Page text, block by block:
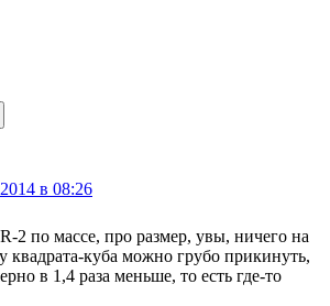
в 08:26
2 по массе, про размер, увы, ничего на
квадрата-куба можно грубо прикинуть,
в 1,4 раза меньше, то есть где-то